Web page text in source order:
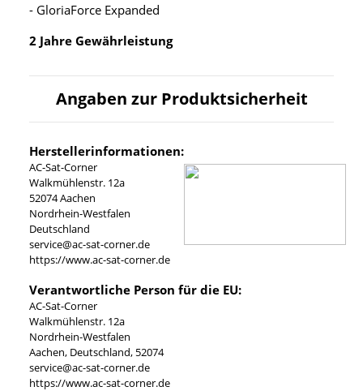
- GloriaForce Expanded
2 Jahre Gewährleistung
Angaben zur Produktsicherheit
Herstellerinformationen:
AC-Sat-Corner
Walkmühlenstr. 12a
52074 Aachen
Nordrhein-Westfalen
Deutschland
service@ac-sat-corner.de
https://www.ac-sat-corner.de
Verantwortliche Person für die EU:
AC-Sat-Corner
Walkmühlenstr. 12a
Nordrhein-Westfalen
Aachen, Deutschland, 52074
service@ac-sat-corner.de
https://www.ac-sat-corner.de